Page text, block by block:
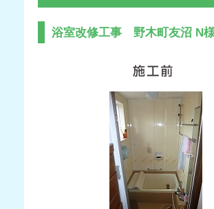
浴室改修工事 野木町友沼 N